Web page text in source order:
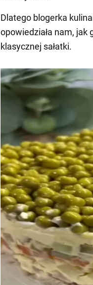
Dlatego blogerka
opowiedziała nam, jak
klasycznej sałatki.